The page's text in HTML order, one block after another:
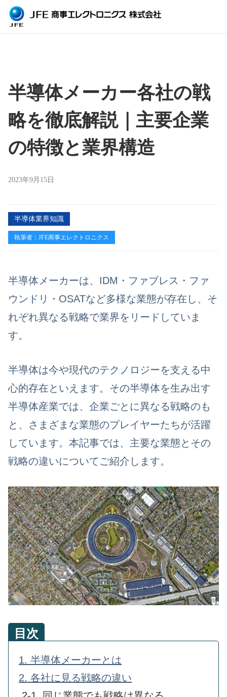
半導体メーカー各社の戦
略を徹底解説｜主要企業
の特徴と業界構造
2023年9月15日
半導体業界知識
執筆者：JFE商事エレクトロニクス
半導体メーカーは、IDM・ファブレス・ファ
ウンドリ・OSATなど多様な業態が存在し、そ
れぞれ異なる戦略で業界をリードしていま
す。
半導体は今や現代のテクノロジーを支える中
心的存在といえます。その半導体を生み出す
半導体産業では、企業ごとに異なる戦略のも
と、さまざまな業態のプレイヤーたちが活躍
しています。本記事では、主要な業態とその
戦略の違いについてご紹介します。
目次
1. 半導体メーカーとは
2. 各社に見る戦略の違い